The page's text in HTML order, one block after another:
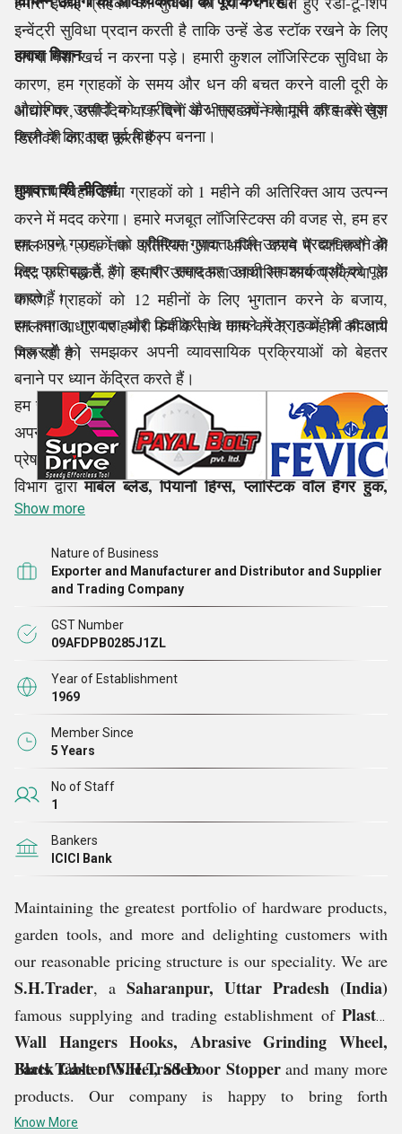
इन्वेंट्री सुविधा प्रदान करती है ताकि उन्हें डेड स्टॉक रखने के लिए
अपना पैसा खर्च न करना पड़े। हमारी कुशल लॉजिस्टिक सुविधा के
कारण, हम ग्राहकों के समय और धन की बचत करने वाली दूरी के
आधार पर, उसी दिन या 5 दिनों के भीतर अपने सामान की सबसे तेज़
डिलीवरी का वादा करते हैं।
हमारा परिवहन ढांचा ग्राहकों को 1 महीने की अतिरिक्त आय उत्पन्न
करने में मदद करेगा। हमारे मजबूत लॉजिस्टिक्स की वजह से, हम हर
साल 8% -9% तक अतिरिक्त आय अर्जित करने में व्यक्तियों की
मदद कर सकते हैं। हमारी उत्पादकता आधारित कार्य प्रक्रिया के
कारण, ग्राहकों को 12 महीनों के लिए भुगतान करने के बजाय,
सालाना आधार पर हमारी फर्म के साथ काम करके 13 महीने की आय
मिल रही है।
हमारा मिशन
औद्योगिक उत्पादों को खरीदने और ग्राहकों को पूरी तरह से खुश
करने के लिए एक पूर्व विकल्प बनना।
गुणवत्ता की नीतियां
हम अपने ग्राहकों को प्रीमियम गुणवत्ता वाले उत्पाद प्रदान करने के
लिए प्रतिबद्ध हैं, जो हर बार समय पर उनकी आवश्यकताओं को पूरा
करते हैं।
हम लागत, गुणवत्ता और डिलीवरी के मामले में ग्राहकों की बदलती
जरूरतों को समझकर अपनी व्यावसायिक प्रक्रियाओं को बेहतर
बनाने पर ध्यान केंद्रित करते हैं।
हम सभी परिचालन स्तरों पर अपने कर्मचारियों की भागीदारी के साथ
अपने संगठन में गुणवत्ता प्रबंधन प्रणाली का पालन करते हैं।
प्रेषण से पहले, औद्योगिक मानकों के अनुसार हमारे गुणवत्ता नियंत्रण
विभाग द्वारामार्बल ब्लेड, पियानो हिंग्स, प्लास्टिक वॉल हैंगर हुक,
ब्लैक कास्टर व्हील आदि जैसे हर एक उत्पाद की सूक्ष्म जांच की जाती
Show more
Nature of Business
Exporter and Manufacturer and Distributor and Supplier
and Trading Company
GST Number
09AFDPB0285J1ZL
Year of Establishment
1969
Member Since
5 Years
No of Staff
1
Bankers
ICICI Bank
Maintaining the greatest portfolio of hardware products,
garden tools, and more and delighting customers with
our reasonable pricing structure is our speciality. We are
S.H.Trader, a Saharanpur, Uttar Pradesh (India)
famous supplying and trading establishment of Plastic
Wall Hangers Hooks, Abrasive Grinding Wheel,
Black Caster Wheel, SS Door Stopper and many more
products. Our company is happy to bring forth
Innovative, Ariom, Hari, Marshal and many more
Facts Table of S.H.Trader:
Know More